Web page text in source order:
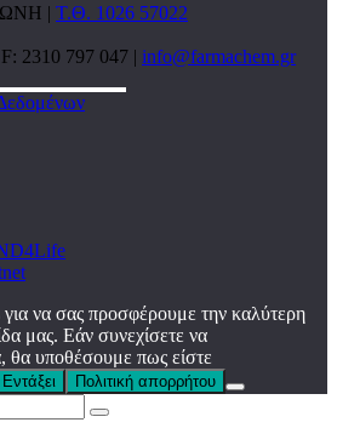
| Τ.Θ. 1026 57022
2310 797 047 | info@farmachem.gr
να σας προσφέρουμε την καλύτερη
μας. Εάν συνεχίσετε να
θα υποθέσουμε πως είστε
Εντάξει Πολιτική απορρήτου